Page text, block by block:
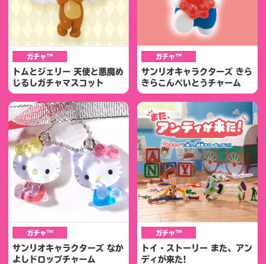
ガチャ™
トムとジェリー 天使と悪魔め
じるしガチャマスコット
ガチャ™
サンリオキャラクターズ きら
きらこんぺいとうチャーム
ガチャ™
サンリオキャラクターズ なか
よしドロップチャーム
ガチャ™
トイ・ストーリー また、アン
ディが来た!